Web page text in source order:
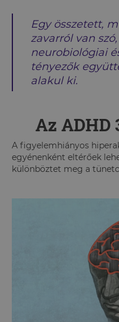
Egy összetett,
zavarról van
neurobiológiai
tényezők
alakul ki.
Az ADHD
A figyelemhiányos
egyénenként eltérőek
különböztet meg a